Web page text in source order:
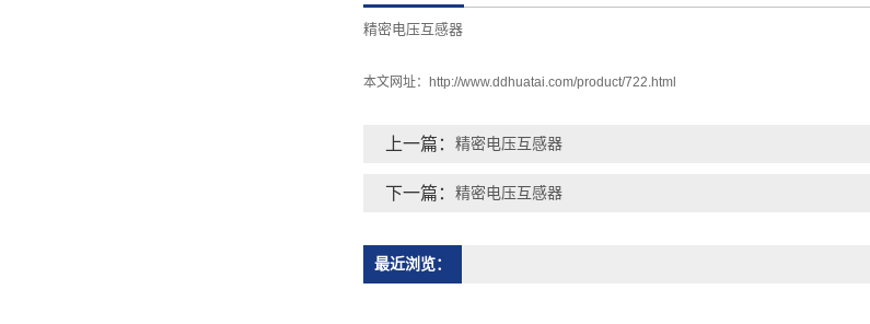
精密电压互感器
本文网址： http://www.ddhuatai.com/product/722.html
上一篇： 精密电压互感器
下一篇： 精密电压互感器
最近浏览：